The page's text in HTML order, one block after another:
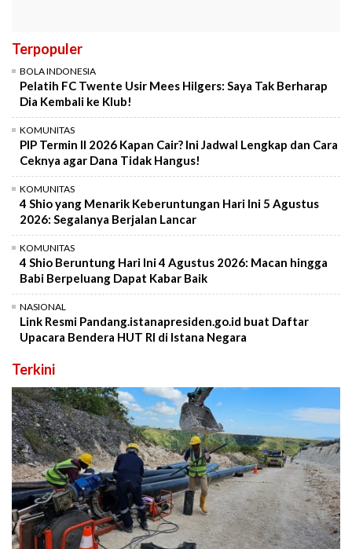
Terpopuler
BOLA INDONESIA
Pelatih FC Twente Usir Mees Hilgers: Saya Tak Berharap
Dia Kembali ke Klub!
KOMUNITAS
PIP Termin II 2026 Kapan Cair? Ini Jadwal Lengkap dan Cara
Ceknya agar Dana Tidak Hangus!
KOMUNITAS
4 Shio yang Menarik Keberuntungan Hari Ini 5 Agustus
2026: Segalanya Berjalan Lancar
KOMUNITAS
4 Shio Beruntung Hari Ini 4 Agustus 2026: Macan hingga
Babi Berpeluang Dapat Kabar Baik
NASIONAL
Link Resmi Pandang.istanapresiden.go.id buat Daftar
Upacara Bendera HUT RI di Istana Negara
Terkini